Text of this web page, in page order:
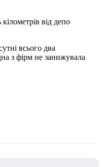
від депо
всього два
з фірм не занижувала